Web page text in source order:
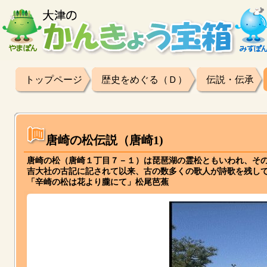
トップページ 歴史をめぐる（Ｄ） 伝説・伝承
唐崎の松伝説（唐崎1)
唐崎の松（唐崎１丁目７－１）は琵琶湖の霊松ともいわれ、
吉大社の古記に記されて以来、古の数多くの歌人が詩歌を残
「辛崎の松は花より朧にて」松尾芭蕉